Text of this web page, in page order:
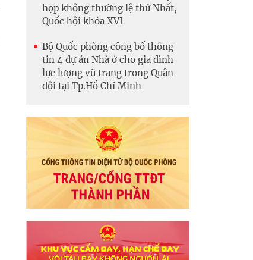
họp không thường lệ thứ Nhất,
Quốc hội khóa XVI
Bộ Quốc phòng công bố thông
tin 4 dự án Nhà ở cho gia đình
lực lượng vũ trang trong Quân
đội tại Tp.Hồ Chí Minh